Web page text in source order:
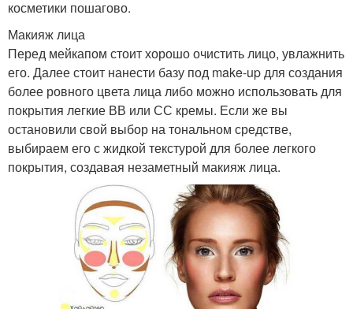
косметики пошагово.
Макияж лица
Перед мейкапом стоит хорошо очистить лицо, увлажнить
его. Далее стоит нанести базу под make-up для создания
более ровного цвета лица либо можно использовать для
покрытия легкие ВВ или СС кремы. Если же вы
остановили свой выбор на тональном средстве,
выбираем его с жидкой текстурой для более легкого
покрытия, создавая незаметный макияж лица.